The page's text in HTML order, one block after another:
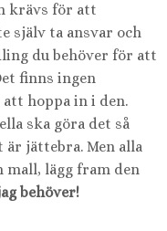
krävs för att
själv ta ansvar och
du behöver för att
finns ingen
hoppa in i den.
ska göra det så
jättebra. Men alla
mall, lägg fram den
behöver!